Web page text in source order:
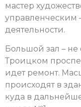
мастер
управленческим
деятельности.
Большой зал –
Троицком
идет ремонт.
происходят в
куда в